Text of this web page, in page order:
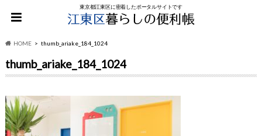
東京都江東区に密着したポータルサイトです
HOME thumb_ariake_184_1024
thumb_ariake_184_1024